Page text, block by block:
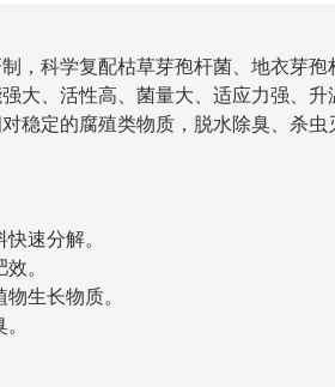
，科学复配枯草芽孢杆菌、地衣芽孢
大、活性高、菌量大、适应力强、升
稳定的腐殖类物质，脱水除臭、杀虫
速分解。
。
生长物质。